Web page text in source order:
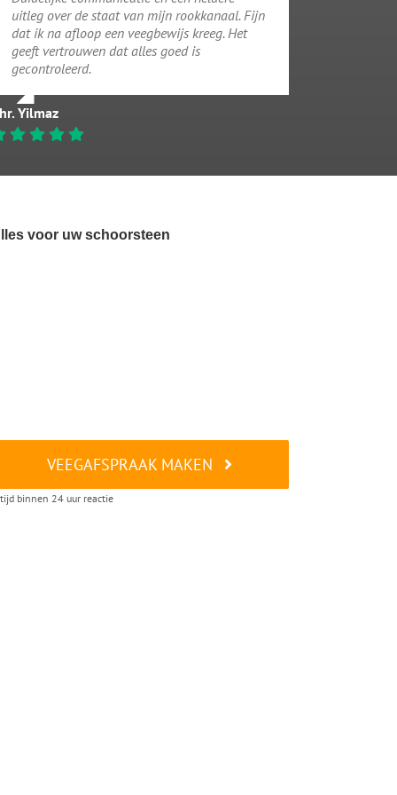
uitleg over de staat van mijn rookkanaal. Fijn
dat ik na afloop een veegbewijs kreeg. Het
geeft vertrouwen dat alles goed is
gecontroleerd.
Yilmaz
voor uw schoorsteen
VEEGAFSPRAAK MAKEN
binnen 24 uur reactie